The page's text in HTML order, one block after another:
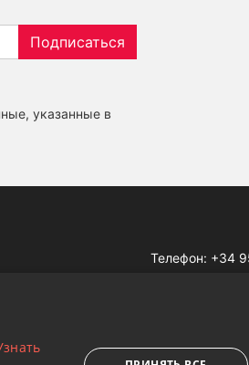
Подписаться
указанные в
Телефон: +34